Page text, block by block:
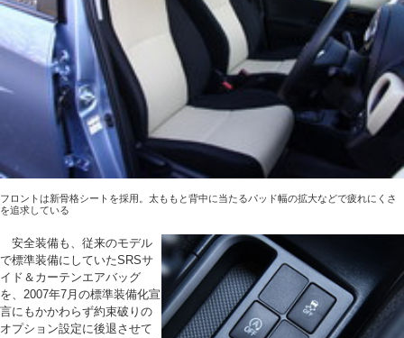
フロントは新骨格シートを採用。太ももと背中に当たるパッド幅の拡大などで疲れにくさ
を追求している
安全装備も、従来のモデル
で標準装備にしていたSRSサ
イド＆カーテンエアバッグ
を、2007年7月の標準装備化宣
言にもかかわらず約束破りの
オプション設定に後退させて